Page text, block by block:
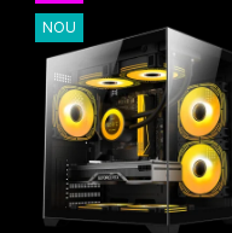
NOU